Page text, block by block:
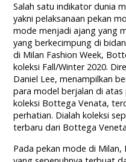
Salah satu indikator dunia
yakni pelaksanaan pekan
mode menjadi ajang yang
yang berkecimpung di
di Milan Fashion Week,
koleksi Fall/Winter 2020.
Daniel Lee, menampilkan
para model berjalan di atas
koleksi Bottega Venata,
perhatian. Dialah koleksi
terbaru dari Bottega
Pada pekan mode di